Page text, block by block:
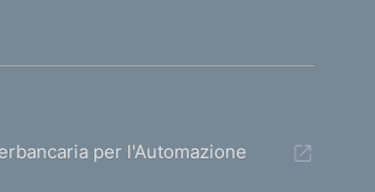
per l'Automazione